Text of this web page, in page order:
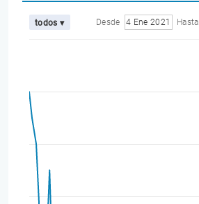
todos ▾ Desde 4 Ene 2021 Hasta